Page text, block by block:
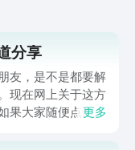
分享
友，是不是都要解
现在网上关于这方
果大家随便点击陌
更多